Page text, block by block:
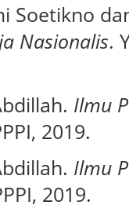
Soetikno
Nasionalis.
Ilmu
2019.
Ilmu
2019.